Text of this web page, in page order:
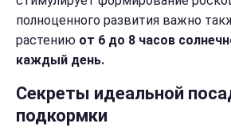
полноценного развития важно
растению от 6 до 8 часов
каждый день.
Секреты идеальной
подкормки